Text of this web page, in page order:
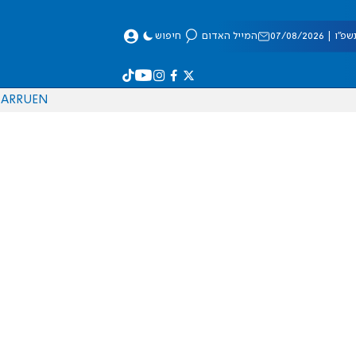
08/2026 המייל האדום חיפוש
EN
RU
AR